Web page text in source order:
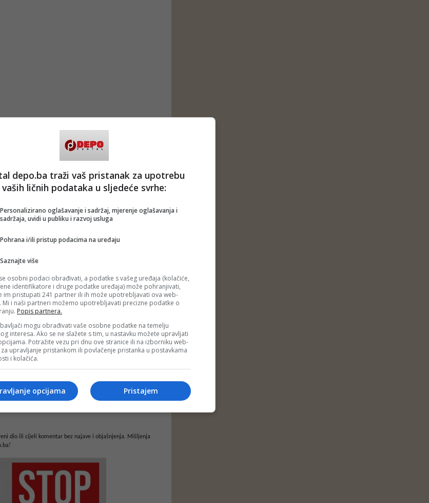
dio ili cijeli komentar bez najave i objašnjenja. Mišljenja
depo.ba traži vaš pristanak za upotrebu
vaših ličnih podataka u sljedeće svrhe:
Personalizirano oglašavanje i sadržaj, mjerenje oglašavanja i
sadržaja, uvidi u publiku i razvoj usluga
Pohrana i/ili pristup podacima na uređaju
Saznajte više
osobni podaci obrađivati, a podatke s vašeg uređaja (kolačiće,
identifikatore i druge podatke uređaja) može pohranjivati,
im pristupati 241 partner ili ih može upotrebljavati ova web-
Mi i naši partneri možemo upotrebljavati precizne podatke o
Popis partnera.
mogu obrađivati vaše osobne podatke na temelju
interesa. Ako se ne slažete s tim, u nastavku možete upravljati
Potražite vezu pri dnu ove stranice ili na izborniku web-
upravljanje pristankom ili povlačenje pristanka u postavkama
i kolačića.
Pristajem
opcijama